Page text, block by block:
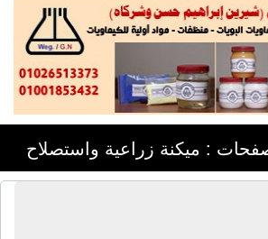
: ميكنة زراعية واستصلاح